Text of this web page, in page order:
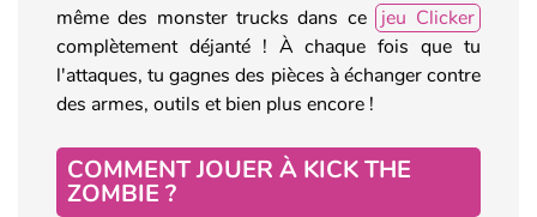
même des monster trucks dans ce jeu Clicker
complètement déjanté ! À chaque fois que tu
l'attaques, tu gagnes des pièces à échanger contre
des armes, outils et bien plus encore !
COMMENT JOUER À KICK THE
ZOMBIE ?